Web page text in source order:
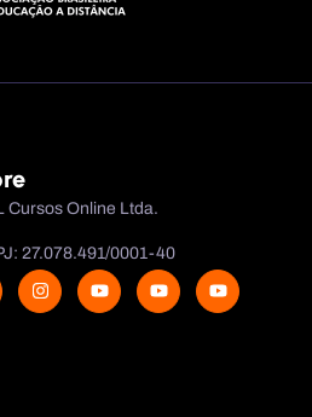
Cursos Online Ltda.
27.078.491/0001-40